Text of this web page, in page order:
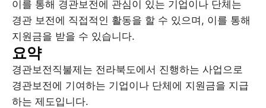
이를 통해 경관보전에 관심이 있는 기업이나 단체는
경관 보전에 직접적인 활동을 할 수 있으며, 이를 통해
지원금을 받을 수 있습니다.
요약
경관보전직불제는 전라북도에서 진행하는 사업으로
경관보전에 기여하는 기업이나 단체에 지원금을 지급
하는 제도입니다.